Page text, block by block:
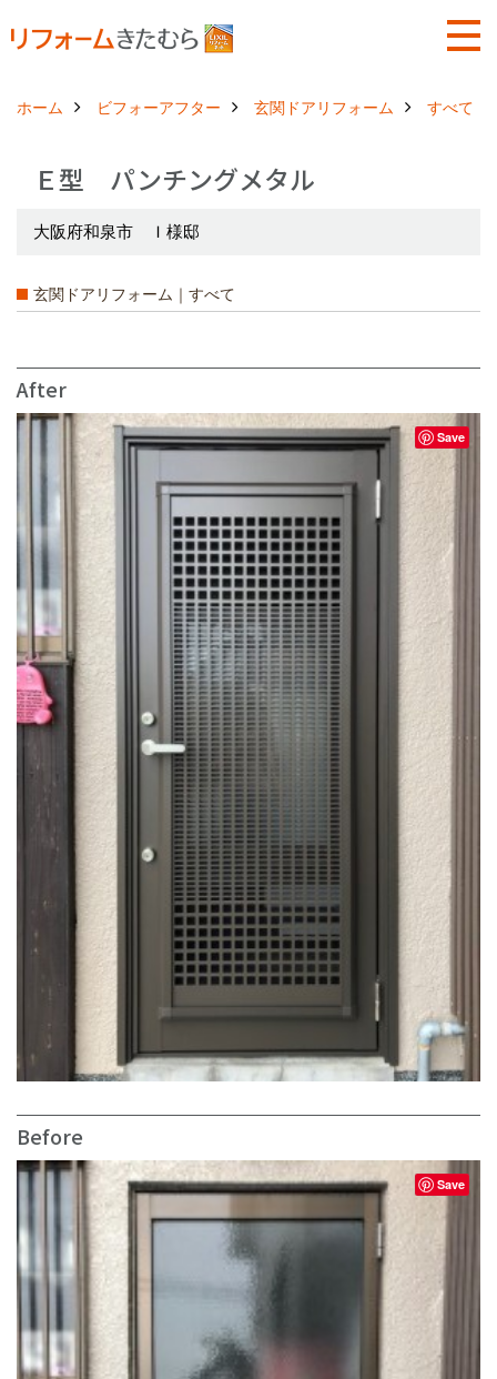
ホーム ビフォーアフター 玄関ドアリフォーム すべて
Ｅ型 パンチングメタル
大阪府和泉市 Ｉ様邸
玄関ドアリフォーム｜すべて
After
Save
Before
Save